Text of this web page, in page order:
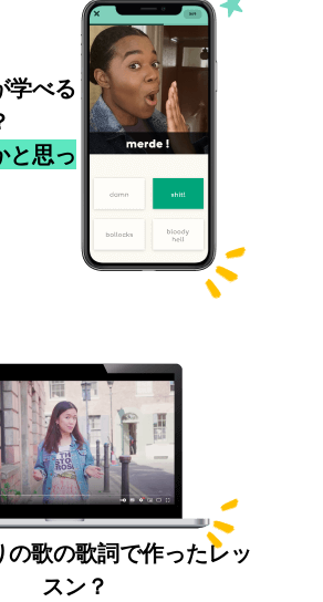
学べる
と思っ
の歌の歌詞で作ったレッ
スン？